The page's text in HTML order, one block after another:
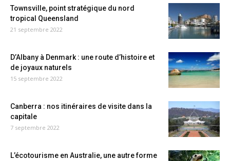
Townsville, point stratégique du nord
tropical Queensland
21 septembre 2022
D’Albany à Denmark : une route d’histoire et
de joyaux naturels
15 septembre 2022
Canberra : nos itinéraires de visite dans la
capitale
7 septembre 2022
L’écotourisme en Australie, une autre forme